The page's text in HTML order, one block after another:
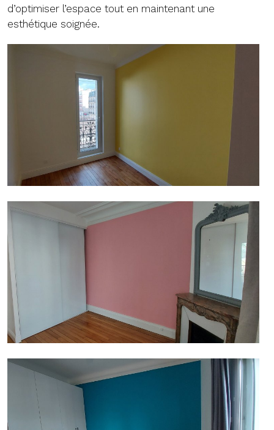
d’optimiser l’espace tout en maintenant une
esthétique soignée.